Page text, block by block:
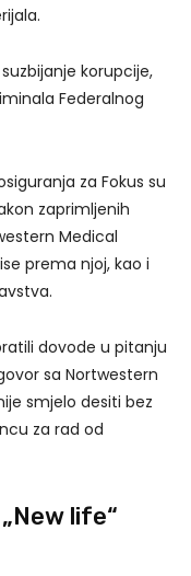
korupcije,
Federalnog
za Fokus su
zaprimljenih
Medical
prema njoj, kao i
dovode u pitanju
sa Nortwestern
smjelo desiti bez
za rad od
life“